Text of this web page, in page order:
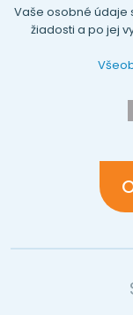
Vaše osobné údaje
žiadosti a po jej